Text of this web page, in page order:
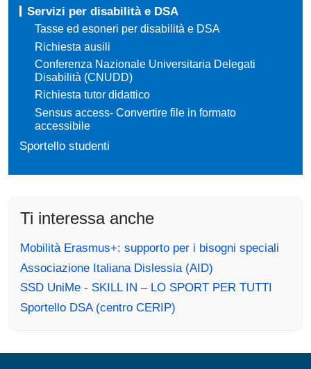
Servizi per disabilità e DSA
Tasse ed esoneri per disabilità e DSA
Richiesta ausili
Conferenza Nazionale Universitaria Delegati
Disabilità (CNUDD)
Richiesta tutor didattico
Sensus access- Convertire file in formato
accessibile
Sportello studenti
Ti interessa anche
Mobilità Erasmus+: supporto per i bisogni speciali
Associazione Italiana Dislessia (AID)
SSD UniMe - SKILL IN – LO SPORT PER TUTTI
Sportello DSA (centro CERIP)